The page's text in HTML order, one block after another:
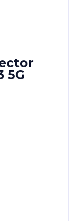
5G